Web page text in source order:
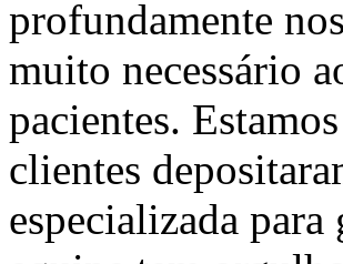
profundamente
muito necessário
pacientes.
clientes
especializada